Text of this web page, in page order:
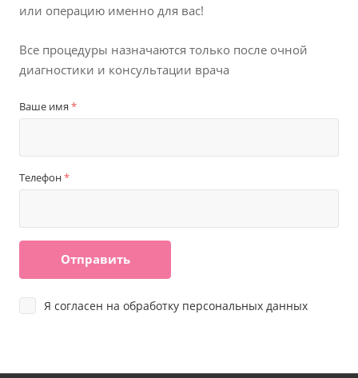
или операцию именно для вас!
Все процедуры назначаются только после очной
диагностики и консультации врача
Ваше имя *
Телефон*
Я согласен на обработку персональных данных
Отправить